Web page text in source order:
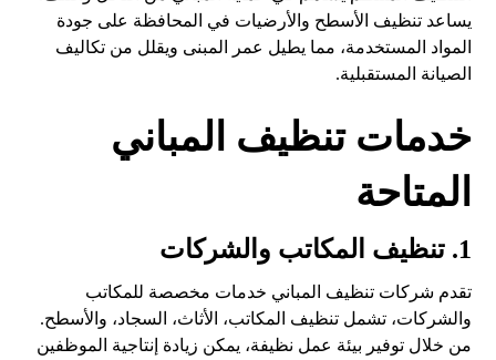
يساعد تنظيف الأسطح والأرضيات في المحافظة على جودة
المواد المستخدمة، مما يطيل عمر المبنى ويقلل من تكاليف
الصيانة المستقبلية.
خدمات تنظيف المباني
المتاحة
1. تنظيف المكاتب والشركات
تقدم شركات تنظيف المباني خدمات مخصصة للمكاتب
والشركات، تشمل تنظيف المكاتب، الأثاث، السجاد، والأسطح.
من خلال توفير بيئة عمل نظيفة، يمكن زيادة إنتاجية الموظفين